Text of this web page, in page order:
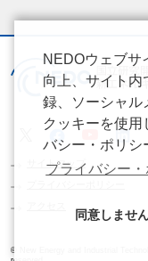
サイトマップ
© New Energy and Industrial
NEDOウェブサ
向上、サイト内
録、ソーシャル
クッキーを使用
バシー・ポリシ
プライバシー
同意しませ